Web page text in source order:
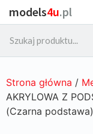
models4u.pl
Strona główna /
AKRYLOWA Z
(Czarna podstawa)